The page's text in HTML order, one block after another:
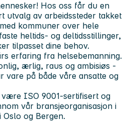
Hos oss får du en
utvalg av arbeidssteder takket
kommuner over hele
heltids- og deltidsstillinger,
tilpasset dine behov.
erfaring fra helsebemanning.
ærlig, raus og ambisiøs -
vare på både våre ansatte og
ISO 9001-sertifisert og
vår bransjeorganisasjon i
og Bergen.